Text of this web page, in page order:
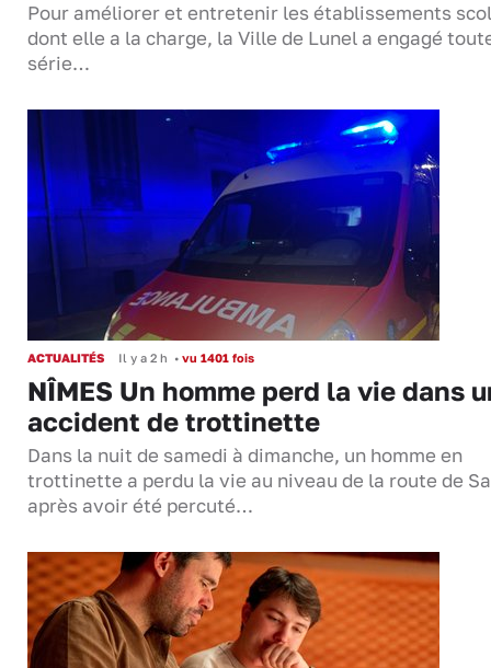
Pour améliorer et entretenir les établissements
dont elle a la charge, la Ville de Lunel a engagé
série…
ACTUALITÉS Il y a 2 h • vu 1401 fois
NÎMES Un homme perd la vie dans
accident de trottinette
Dans la nuit de samedi à dimanche, un homme en
trottinette a perdu la vie au niveau de la route de
après avoir été percuté…